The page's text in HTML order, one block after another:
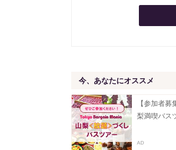
今、あなたにオススメ
【参加者
梨満喫バス